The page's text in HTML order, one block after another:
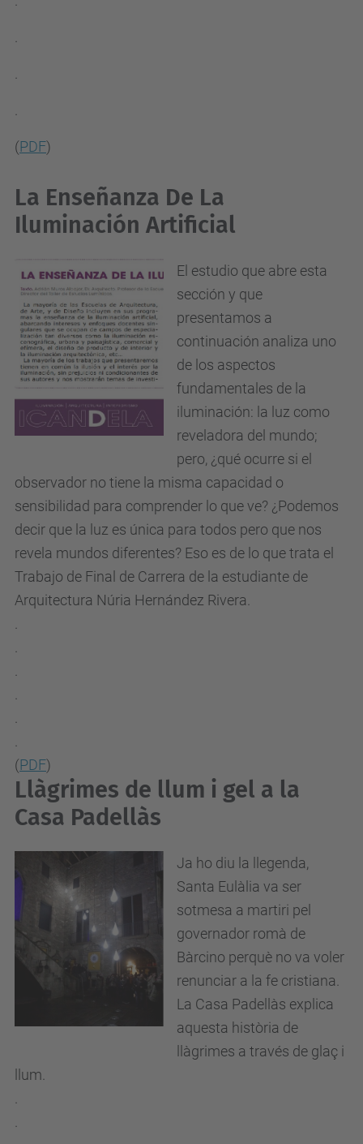
(PDF)
La Enseñanza De La
Iluminación Artificial
El estudio que abre esta
sección y que
presentamos a
continuación analiza uno
de los aspectos
fundamentales de la
iluminación: la luz como
reveladora del mundo;
pero, ¿qué ocurre si el
observador no tiene la misma capacidad o
sensibilidad para comprender lo que ve? ¿Podemos
decir que la luz es única para todos pero que nos
revela mundos diferentes? Eso es de lo que trata el
Trabajo de Final de Carrera de la estudiante de
Arquitectura Núria Hernández Rivera.
(PDF)
Llàgrimes de llum i gel a la
Casa Padellàs
Ja ho diu la llegenda,
Santa Eulàlia va ser
sotmesa a martiri pel
governador romà de
Bàrcino perquè no va voler
renunciar a la fe cristiana.
La Casa Padellàs explica
aquesta història de
llàgrimes a través de glaç i
llum.